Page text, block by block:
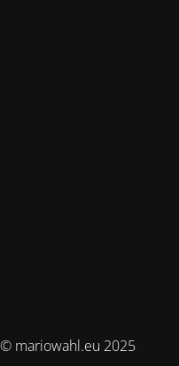
© mariowahl.eu 2025